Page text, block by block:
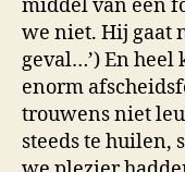
middel van een
we niet. Hij gaat
geval…’) En heel
enorm
trouwens niet
steeds te huilen,